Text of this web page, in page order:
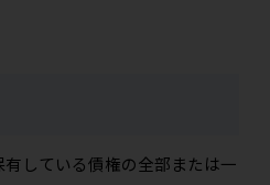
している債権の全部または一